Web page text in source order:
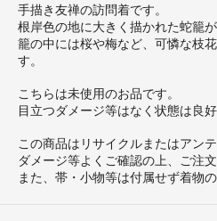
手描き友禅の訪問着です。
根岸色の地に大きく描かれた蛇籠が
籠の中には桜や梅など、可憐な枝
す。
こちらは未使用のお品です。
目立つダメージ等はなく状態は良好
この商品はリサイクルまたはアンテ
ダメージ等よくご確認の上、ご注文
また、帯・小物等は付属せず着物